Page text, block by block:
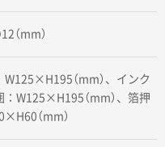
（mm）
（mm）、インク
W125×H195（mm）、箔押
（mm）